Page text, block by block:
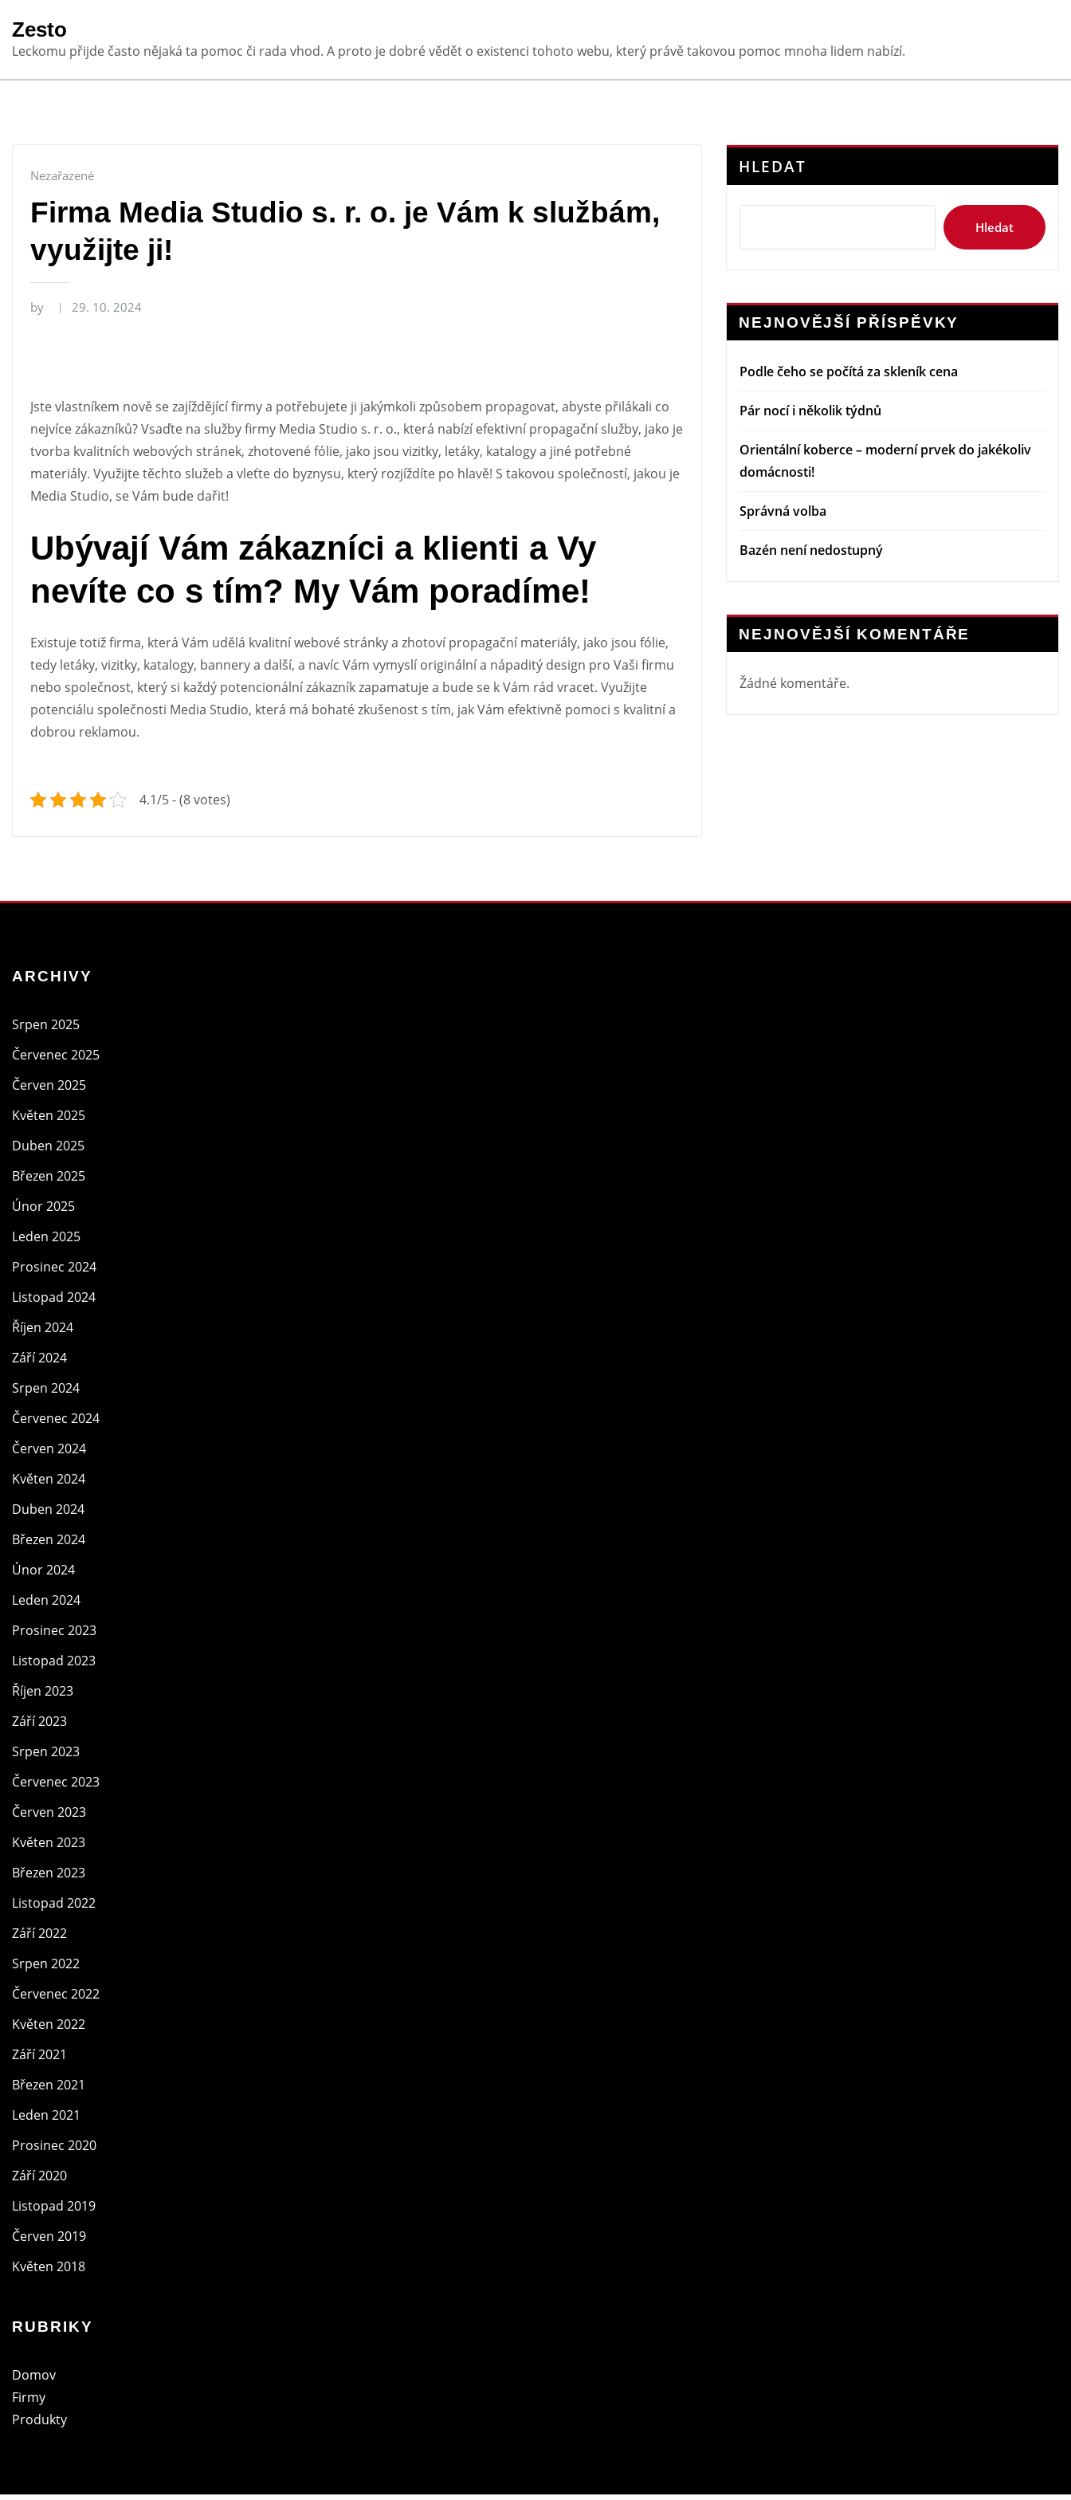
content
Zesto
Leckomu přijde často nějaká ta pomoc či rada vhod. A proto je dobré vědět o existenci tohoto webu, který právě takovou pomoc mnoha lidem nabízí.
Nezařazené
Firma Media Studio s. r. o. je Vám k službám,
využijte ji!
by 29. 10. 2024
Jste vlastníkem nově se zajíždějící firmy a potřebujete ji jakýmkoli způsobem propagovat, abyste přilákali co
nejvíce zákazníků? Vsaďte na služby firmy Media Studio s. r. o., která nabízí efektivní propagační služby, jako je
tvorba kvalitních webových stránek, zhotovenéfólie, jako jsou vizitky, letáky, katalogy a jiné potřebné
materiály. Využijte těchto služeb a vleťte do byznysu, který rozjíždíte po hlavě! S takovou společností, jakou je
Media Studio, se Vám bude dařit!
Ubývají Vám zákazníci a klienti a Vy
nevíte co s tím? My Vám poradíme!
Existuje totiž firma, která Vám udělá kvalitní webové stránky a zhotoví propagační materiály, jako jsou fólie,
tedy letáky, vizitky, katalogy, bannery a další, a navíc Vám vymyslí originální a nápaditý design pro Vaši firmu
nebo společnost, který si každý potencionální zákazník zapamatuje a bude se k Vám rád vracet. Využijte
potenciálu společnosti Media Studio, která má bohaté zkušenost s tím, jak Vám efektivně pomoci s kvalitní a
dobrou reklamou.
4.1/5 - (8 votes)
HLEDAT
Hledat
NEJNOVĚJŠÍ PŘÍSPĚVKY
Podle čeho se počítá za skleník cena
Pár nocí i několik týdnů
Orientální koberce – moderní prvek do jakékoliv
domácnosti!
Správná volba
Bazén není nedostupný
NEJNOVĚJŠÍ KOMENTÁŘE
Žádné komentáře.
ARCHIVY
Srpen 2025
Červenec 2025
Červen 2025
Květen 2025
Duben 2025
Březen 2025
Únor 2025
Leden 2025
Prosinec 2024
Listopad 2024
Říjen 2024
Září 2024
Srpen 2024
Červenec 2024
Červen 2024
Květen 2024
Duben 2024
Březen 2024
Únor 2024
Leden 2024
Prosinec 2023
Listopad 2023
Říjen 2023
Září 2023
Srpen 2023
Červenec 2023
Červen 2023
Květen 2023
Březen 2023
Listopad 2022
Září 2022
Srpen 2022
Červenec 2022
Květen 2022
Září 2021
Březen 2021
Leden 2021
Prosinec 2020
Září 2020
Listopad 2019
Červen 2019
Květen 2018
RUBRIKY
Domov
Firmy
Produkty